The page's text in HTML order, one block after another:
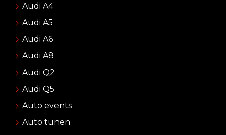
Audi A4
Audi A5
Audi A6
Audi A8
Audi Q2
Audi Q5
Auto events
Auto tunen